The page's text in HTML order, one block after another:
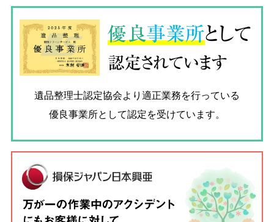
優良事業所として
認定されています
遺品整理士認定協会より適正業務を行っている
優良事業所として認定を受けています。